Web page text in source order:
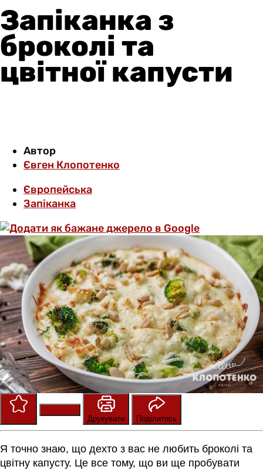
Запіканка з
броколі та
цвітної капусти
Автор
Євген Клопотенко
Європейська
Запіканка
Друкувати
Поділитись
Я точно знаю, що дехто з вас не любить броколі та
цвітну капусту. Це все тому, що ви ще пробувати